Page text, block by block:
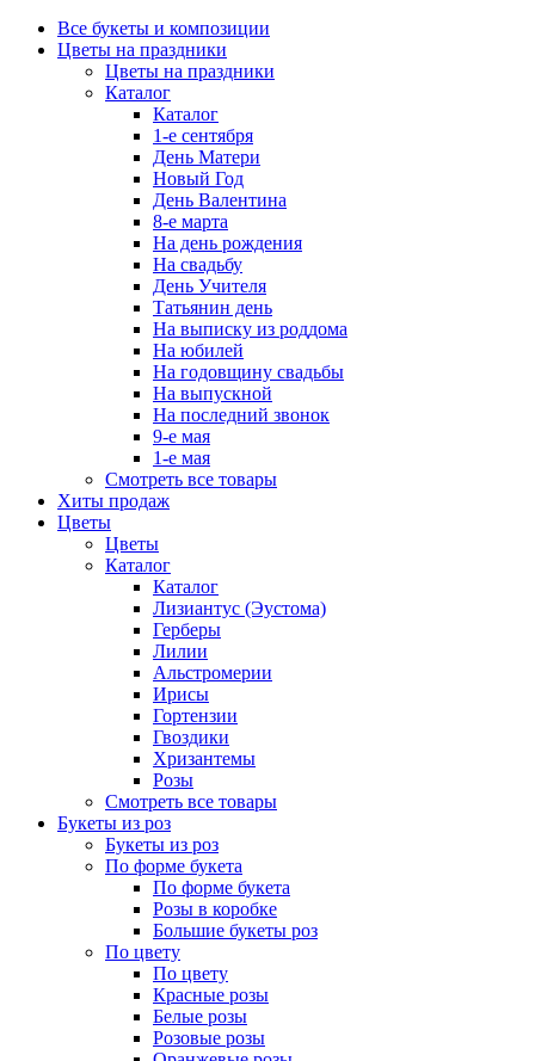
Все букеты и композиции
Цветы на праздники
Цветы на праздники
Каталог
Каталог
1-е сентября
День Матери
Новый Год
День Валентина
8-е марта
На день рождения
На свадьбу
День Учителя
Татьянин день
На выписку из роддома
На юбилей
На годовщину свадьбы
На выпускной
На последний звонок
9-е мая
1-е мая
Смотреть все товары
Хиты продаж
Цветы
Цветы
Каталог
Каталог
Лизиантус (Эустома)
Герберы
Лилии
Альстромерии
Ирисы
Гортензии
Гвоздики
Хризантемы
Розы
Смотреть все товары
Букеты из роз
Букеты из роз
По форме букета
По форме букета
Розы в коробке
Большие букеты роз
По цвету
По цвету
Красные розы
Белые розы
Розовые розы